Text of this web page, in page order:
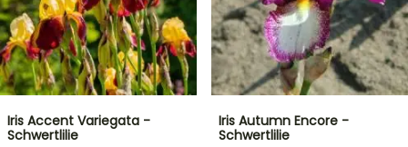
Iris Accent Variegata -
Schwertlilie
Iris Autumn Encore -
Schwertlilie